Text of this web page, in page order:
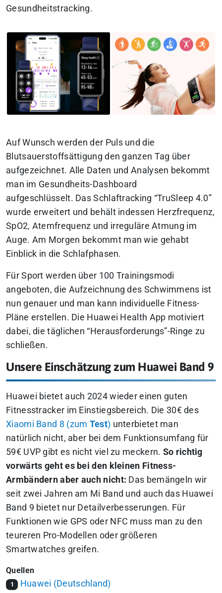
Gesundheitstracking.
Auf Wunsch werden der Puls und die
Blutsauerstoffsättigung den ganzen Tag über
aufgezeichnet. Alle Daten und Analysen bekommt
man im Gesundheits-Dashboard
aufgeschlüsselt. Das Schlaftracking “TruSleep 4.0”
wurde erweitert und behält indessen Herzfrequenz,
SpO2, Atemfrequenz und irreguläre Atmung im
Auge. Am Morgen bekommt man wie gehabt
Einblick in die Schlafphasen.
Für Sport werden über 100 Trainingsmodi
angeboten, die Aufzeichnung des Schwimmens ist
nun genauer und man kann individuelle Fitness-
Pläne erstellen. Die Huawei Health App motiviert
dabei, die täglichen “Herausforderungs”-Ringe zu
schließen.
Unsere Einschätzung zum Huawei Band 9
Huawei bietet auch 2024 wieder einen guten
Fitnesstracker im Einstiegsbereich. Die 30€ des
Xiaomi Band 8 (zum Test) unterbietet man
natürlich nicht, aber bei dem Funktionsumfang für
59€ UVP gibt es nicht viel zu meckern. So richtig
vorwärts geht es bei den kleinen Fitness-
Armbändern aber auch nicht: Das bemängeln wir
seit zwei Jahren am Mi Band und auch das Huawei
Band 9 bietet nur Detailverbesserungen. Für
Funktionen wie GPS oder NFC muss man zu den
teureren Pro-Modellen oder größeren
Smartwatches greifen.
Quellen
1 Huawei (Deutschland)